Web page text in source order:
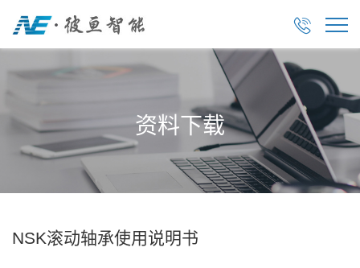

资料下载
NSK滚动轴承使用说明书